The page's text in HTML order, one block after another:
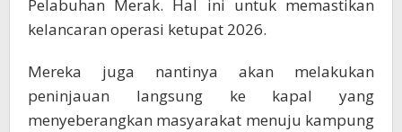
Pelabuhan Merak. Hal ini untuk memastikan
kelancaran operasi ketupat 2026.
Mereka juga nantinya akan melakukan
peninjauan langsung ke kapal yang
menyeberangkan masyarakat menuju kampung